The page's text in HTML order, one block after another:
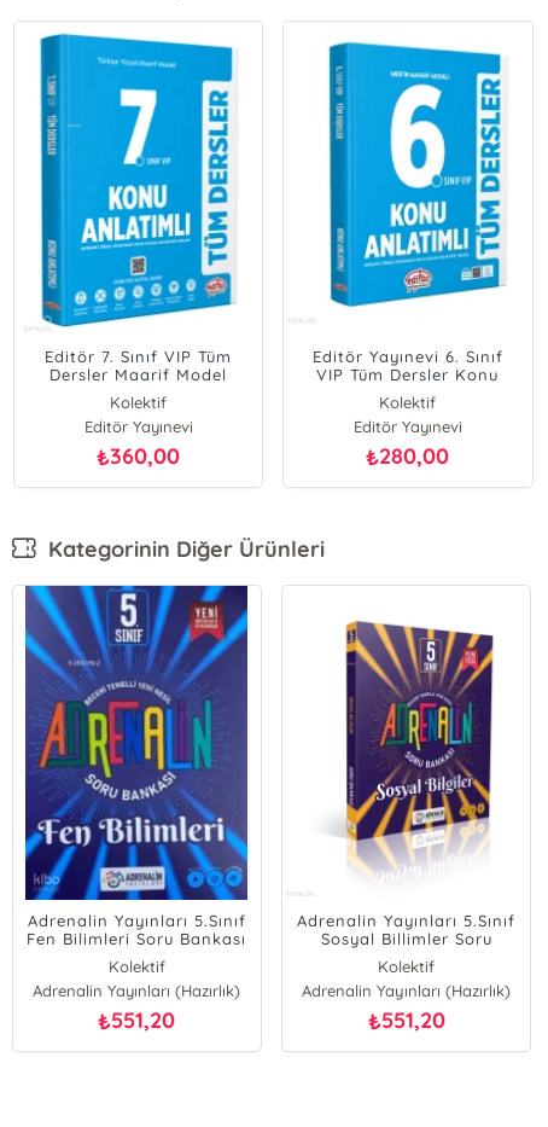
Editör 7. Sınıf VIP Tüm
Dersler Maarif Model
Konu Anlatımlı
Kolektif
Editör Yayınevi
₺360,00
Editör Yayınevi 6. Sınıf
VIP Tüm Dersler Konu
Anlatımlı
Kolektif
Editör Yayınevi
₺280,00
Kategorinin Diğer Ürünleri
Adrenalin Yayınları 5.Sınıf
Fen Bilimleri Soru Bankası
Kolektif
Adrenalin Yayınları (Hazırlık)
₺551,20
Adrenalin Yayınları 5.Sınıf
Sosyal Billimler Soru
Bankası
Kolektif
Adrenalin Yayınları (Hazırlık)
₺551,20